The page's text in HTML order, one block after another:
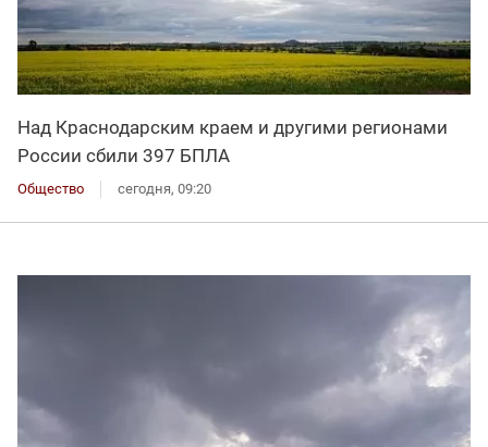
Над Краснодарским краем и другими регионами
России сбили 397 БПЛА
Общество сегодня, 09:20